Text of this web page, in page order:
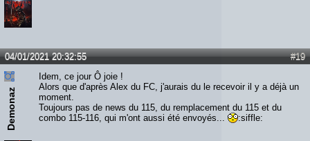
#19
04/01/2021 20:32:55
Demonaz
Idem, ce jour Ô joie !
Alors que d'après Alex du FC, j'aurais du le recevoir il y a déjà un
moment.
Toujours pas de news du 115, du remplacement du 115 et du
combo 115-116, qui m'ont aussi été envoyés...
:siffle: